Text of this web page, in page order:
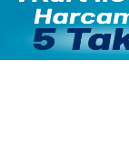
Çerkez AK Parti’ye
16:56 -
AK Parti’ye katılıyor